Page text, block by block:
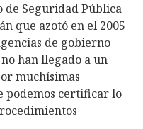
Seguridad Pública
que azotó en el 2005
de gobierno
han llegado a un
muchísimas
podemos certificar lo